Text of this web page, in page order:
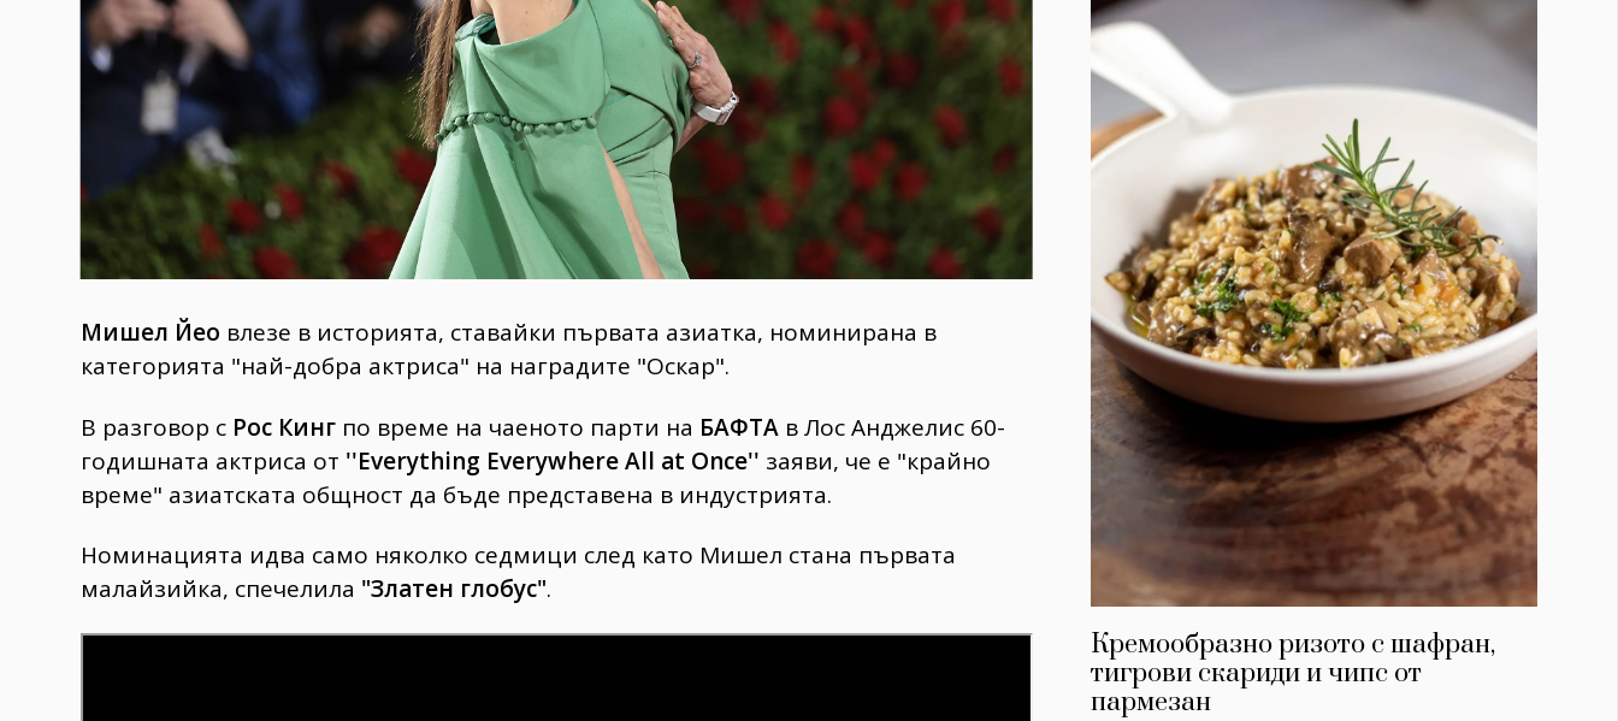
Мишел Йео влезе в историята, ставайки първата азиатка, номинирана в
категорията "най-добра актриса" на наградите "Оскар".
В разговор с Рос Кинг по време на чаеното парти на БАФТА в Лос Анджелис 60-
годишната актриса от ''Everything Everywhere All at Once'' заяви, че е "крайно
време" азиатската общност да бъде представена в индустрията.
Номинацията идва само няколко седмици след като Мишел стана първата
малайзийка, спечелила "Златен глобус".
Кремообразно ризото с шафран,
тигрови скариди и чипс от
пармезан